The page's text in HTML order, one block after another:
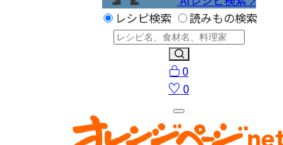
レシピ検索
読みもの検索
0
0